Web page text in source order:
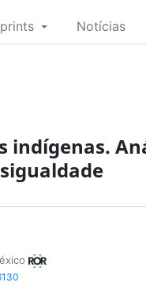
Notícias
indígenas.